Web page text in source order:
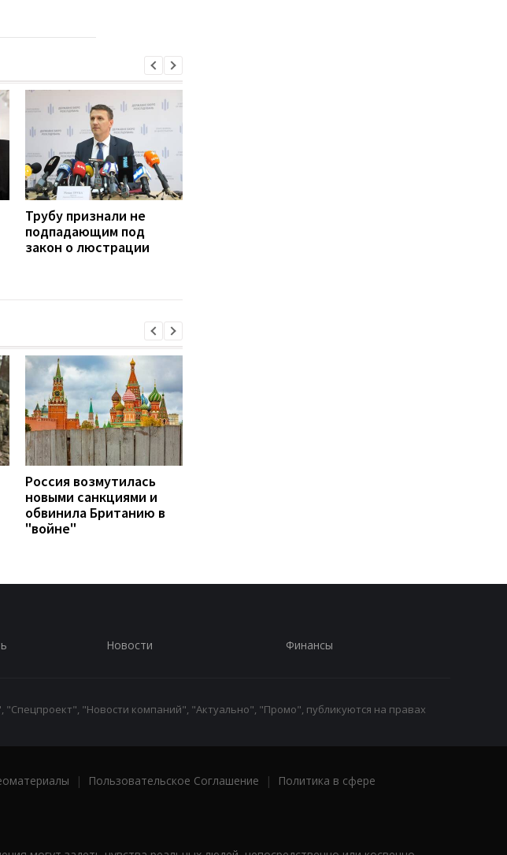
Трубу признали не
подпадающим под
закон о люстрации
Россия возмутилась
новыми санкциями и
обвинила Британию в
"войне"
Новости Финансы
"Новости компаний", "Актуально", "Промо", публикуются на правах
| Пользовательское Соглашение |
Политика в сфере